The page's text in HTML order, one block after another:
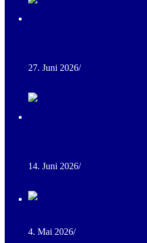
27. Juni 2026/
14. Juni 2026/
4. Mai 2026/